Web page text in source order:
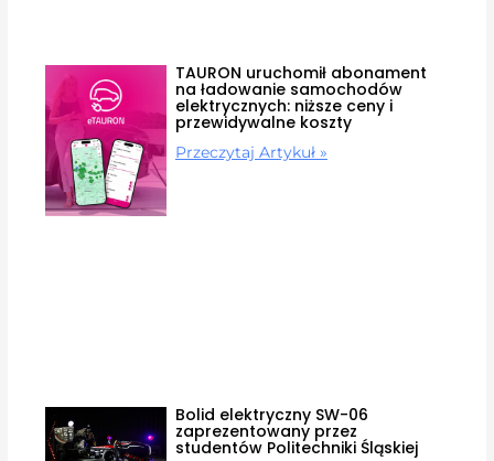
TAURON uruchomił abonament
na ładowanie samochodów
elektrycznych: niższe ceny i
przewidywalne koszty
Przeczytaj Artykuł »
Bolid elektryczny SW-06
zaprezentowany przez
studentów Politechniki Śląskiej